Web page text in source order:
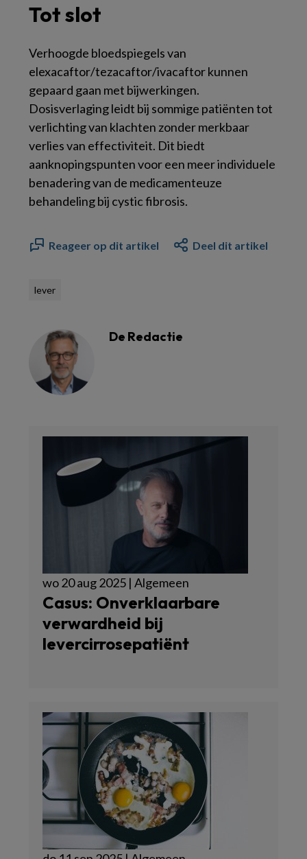
Tot slot
Verhoogde bloedspiegels van
elexacaftor/tezacaftor/ivacaftor kunnen
gepaard gaan met bijwerkingen.
Dosisverlaging leidt bij sommige patiënten tot
verlichting van klachten zonder merkbaar
verlies van effectiviteit. Dit biedt
aanknopingspunten voor een meer individuele
benadering van de medicamenteuze
behandeling bij cystic fibrosis.
Reageer op dit artikel Deel dit artikel
lever
De Redactie
wo 20 aug 2025 | Algemeen
Casus: Onverklaarbare
verwardheid bij
levercirrosepatiënt